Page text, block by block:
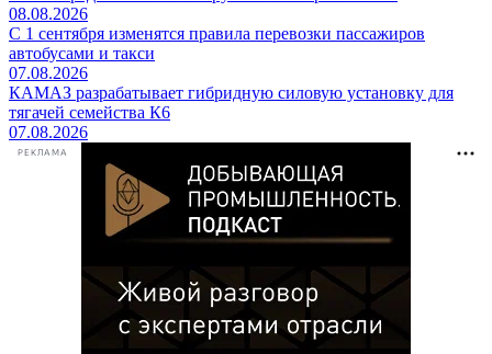
08.08.2026
С 1 сентября изменятся правила перевозки пассажиров
автобусами и такси
07.08.2026
КАМАЗ разрабатывает гибридную силовую установку для
тягачей семейства К6
07.08.2026
РЕКЛАМА